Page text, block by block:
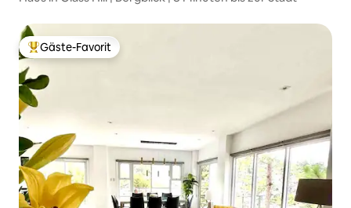
Beliebter Gäste-Favorit.
Gäste-Favorit